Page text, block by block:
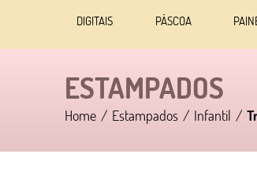
DIGITAIS PÁSCOA
ESTAMPADOS
Home Estampados Infantil